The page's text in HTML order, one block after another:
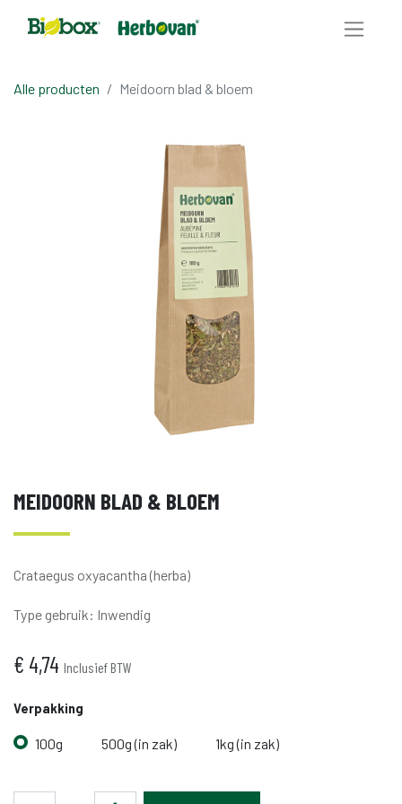
Alle producten Meidoorn blad & bloem
MEIDOORN BLAD & BLOEM
Crataegus oxyacantha (herba)
Type gebruik: Inwendig
€ 4,74 Inclusief BTW
Verpakking
100g 500g (in zak) 1kg (in zak)